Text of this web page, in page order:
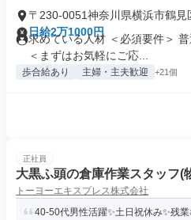
〒230-0051神奈川県横浜市鶴見
日給2万1000円
求めている人材 ＜必須要件＞
＜まずはお気軽にご応...
歩合給あり 主婦・主夫歓迎 +21個
正社員
大黒ふ頭の倉庫作業スタッフ(
トーヨーエキスプレス株式会社
40-50代男性活躍✨土日祝休み✨残